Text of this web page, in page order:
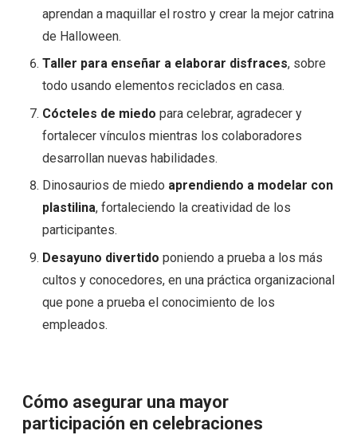
aprendan a maquillar el rostro y crear la mejor catrina
de Halloween.
Taller para enseñar a elaborar disfraces, sobre
todo usando elementos reciclados en casa.
Cócteles de miedo para celebrar, agradecer y
fortalecer vínculos mientras los colaboradores
desarrollan nuevas habilidades.
Dinosaurios de miedo aprendiendo a modelar con
plastilina, fortaleciendo la creatividad de los
participantes.
Desayuno divertido poniendo a prueba a los más
cultos y conocedores, en una práctica organizacional
que pone a prueba el conocimiento de los
empleados.
Cómo asegurar una mayor
participación en celebraciones